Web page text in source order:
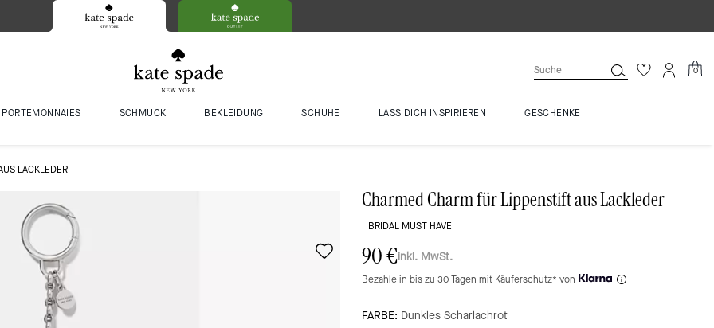
0
PORTEMONNAIES SCHMUCK BEKLEIDUNG SCHUHE LASS DICH INSPIRIEREN GESCHENKE
LACKLEDER
Charmed Charm für Lippenstift aus Lackleder
BRIDAL MUST HAVE
90 €inkl. MwSt.
Bezahle in bis zu 30 Tagen mit Käuferschutz* von
FARBE: Dunkles Scharlachrot